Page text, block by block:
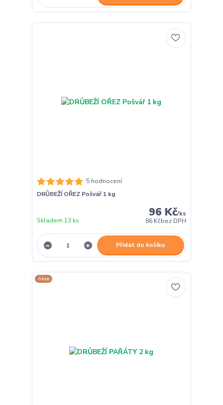
5 hodnocení
DRŮBEŽÍ OŘEZ Pošvář 1 kg
96 Kč/ks
86 Kčbez DPH
Skladem 13 ks
Přidat do košíku
Akce